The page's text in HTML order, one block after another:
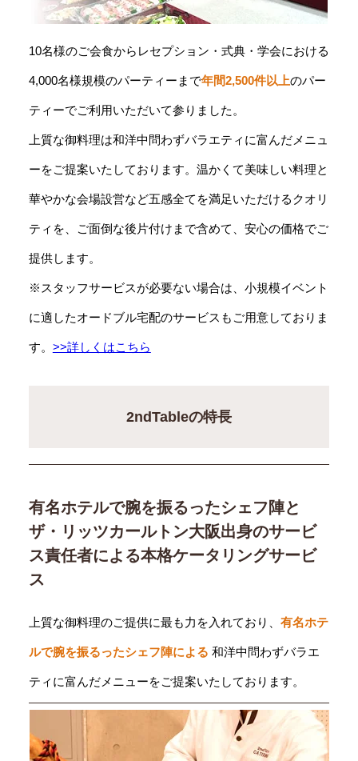
10名様のご会食からレセプション・式典・学会における
4,000名様規模のパーティーまで年間2,500件以上のパー
ティーでご利用いただいて参りました。
上質な御料理は和洋中問わずバラエティに富んだメニュ
ーをご提案いたしております。温かくて美味しい料理と
華やかな会場設営など五感全てを満足いただけるクオリ
ティを、ご面倒な後片付けまで含めて、安心の価格でご
提供します。
※スタッフサービスが必要ない場合は、小規模イベント
に適したオードブル宅配のサービスもご用意しておりま
す。 >>詳しくはこちら
2ndTableの特長
有名ホテルで腕を振るったシェフ陣と
ザ・リッツカールトン大阪出身のサービ
ス責任者による本格ケータリングサービ
ス
上質な御料理のご提供に最も力を入れており、 有名ホテ
ルで腕を振るったシェフ陣による 和洋中問わずバラエ
ティに富んだメニューをご提案いたしております。